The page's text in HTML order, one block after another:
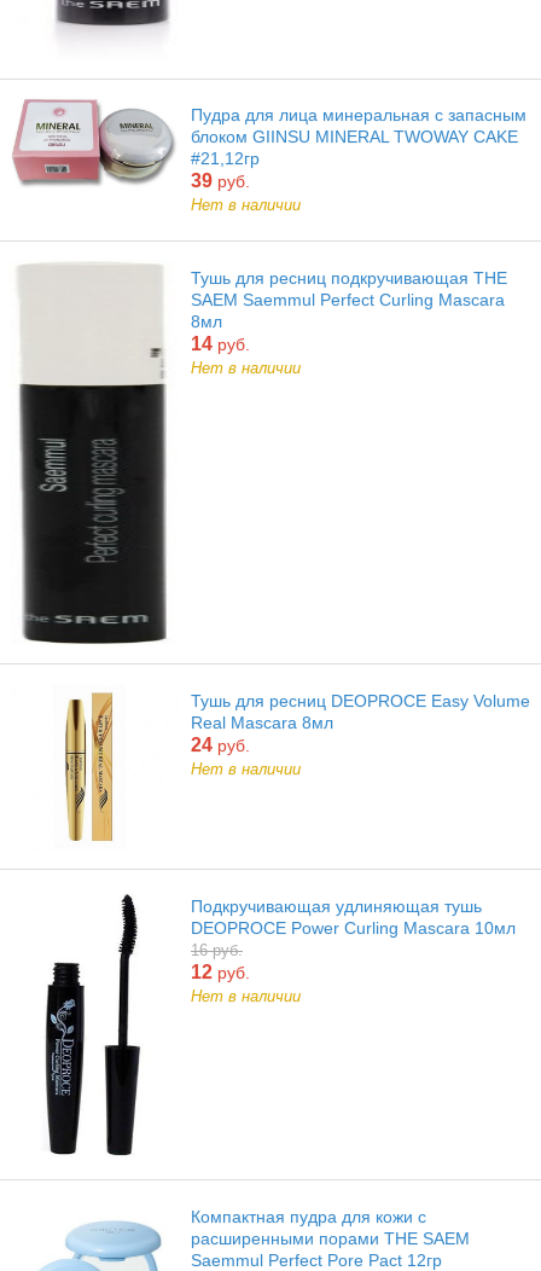
Пудра для лица минеральная с запасным
блоком GIINSU MINERAL TWOWAY CAKE
#21,12гр
39 руб.
Нет в наличии
Тушь для ресниц подкручивающая THE
SAEM Saemmul Perfect Curling Mascara
8мл
14 руб.
Нет в наличии
Тушь для ресниц DEOPROCE Easy Volume
Real Mascara 8мл
24 руб.
Нет в наличии
Подкручивающая удлиняющая тушь
DEOPROCE Power Curling Mascara 10мл
16 руб.
12 руб.
Нет в наличии
Компактная пудра для кожи с
расширенными порами THE SAEM
Saemmul Perfect Pore Pact 12гр